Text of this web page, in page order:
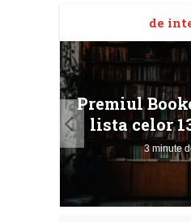
de
Premiul
lista celor
3 minute